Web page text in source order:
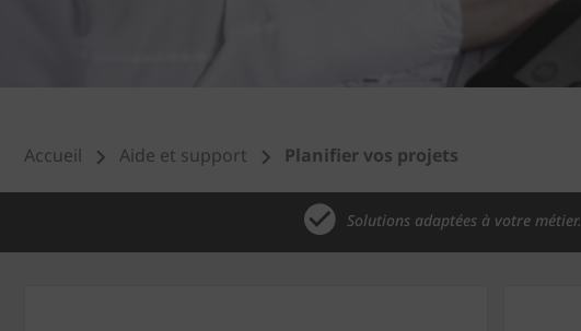
Accueil Aide et support Planifier vos projets
Solutions adaptées à votre métier.